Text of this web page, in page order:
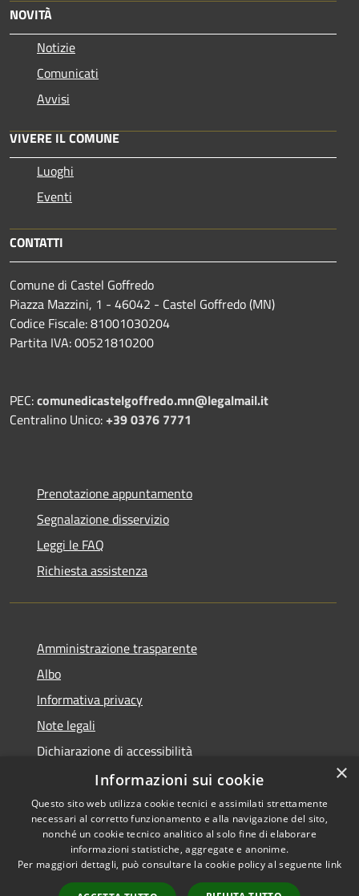
NOVITÀ
Notizie
Comunicati
Avvisi
VIVERE IL COMUNE
Luoghi
Eventi
CONTATTI
Comune di Castel Goffredo
Piazza Mazzini, 1 - 46042 - Castel Goffredo (MN)
Codice Fiscale: 81001030204
Partita IVA: 00521810200
PEC:comunedicastelgoffredo.mn@legalmail.it
Centralino Unico:+39 0376 7771
Prenotazione appuntamento
Segnalazione disservizio
Leggi le FAQ
Richiesta assistenza
Amministrazione trasparente
Albo
Informativa privacy
Note legali
Dichiarazione di accessibilità
Piano di miglioramento
RSS
Accessibilità
Copyright © 2026 • Comune di
×
Informazioni sui cookie
Questo sito web utilizza cookie tecnici e assimilati strettamente
necessari al corretto funzionamento e alla navigazione del sito,
nonché un cookie tecnico analitico al solo fine di elaborare
informazioni statistiche, aggregate e anonime.
Per maggiori dettagli, può consultare la cookie policy al seguente link